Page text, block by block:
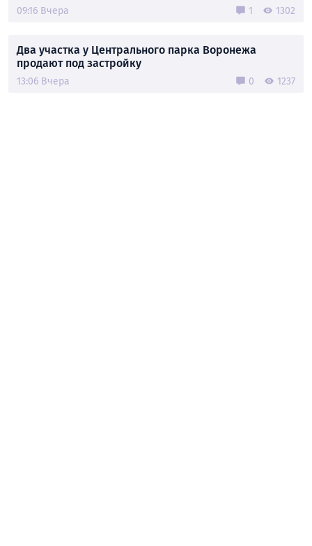
09:16 Вчера 1 1302
Два участка у Центрального парка Воронежа
продают под застройку
13:06 Вчера 0 1237